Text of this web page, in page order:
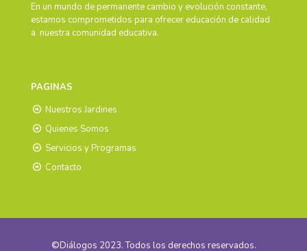
En un mundo de permanente cambio y evolución constante,
estamos comprometidos para ofrecer educación de calidad
a nuestra comunidad educativa.
PAGINAS
Nuestros Jardines
Quienes Somos
Servicios y Programas
Contacto
©Diálogos 2023. Todos los derechos reservados.